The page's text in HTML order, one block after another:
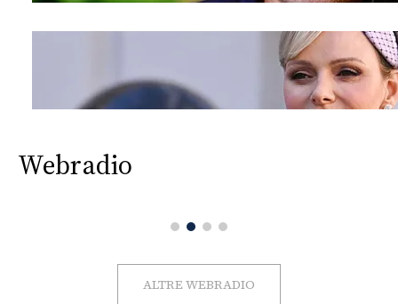
Webradio
ALTRE WEBRADIO